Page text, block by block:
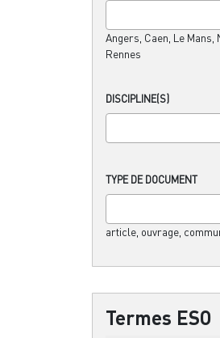
Angers, Caen, Le Mans,
Rennes
DISCIPLINE(S)
TYPE DE DOCUMENT
article, ouvrage,
Termes ESO